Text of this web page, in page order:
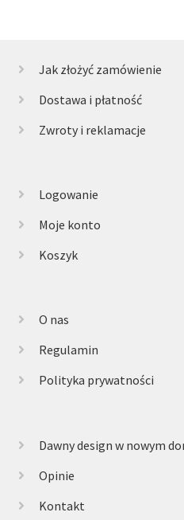
Jak złożyć zamówienie
Dostawa i płatność
Zwroty i reklamacje
Logowanie
Moje konto
Koszyk
O nas
Regulamin
Polityka prywatności
Dawny design w nowym
Opinie
Kontakt